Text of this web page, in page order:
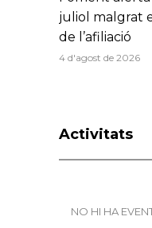
juliol malgrat
de l’afiliació
4 d'agost de 2026
Activitats
NO HI HA